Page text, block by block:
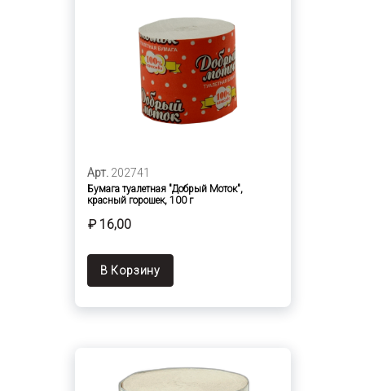
Арт. 202741
Бумага туалетная "Добрый Моток",
красный горошек, 100 г
₽ 16,00
В Корзину